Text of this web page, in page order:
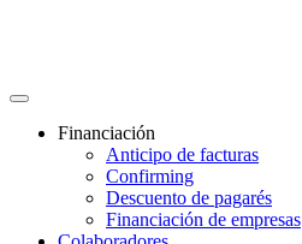
Financiación
Anticipo de facturas
Confirming
Descuento de pagarés
Financiación de empresas